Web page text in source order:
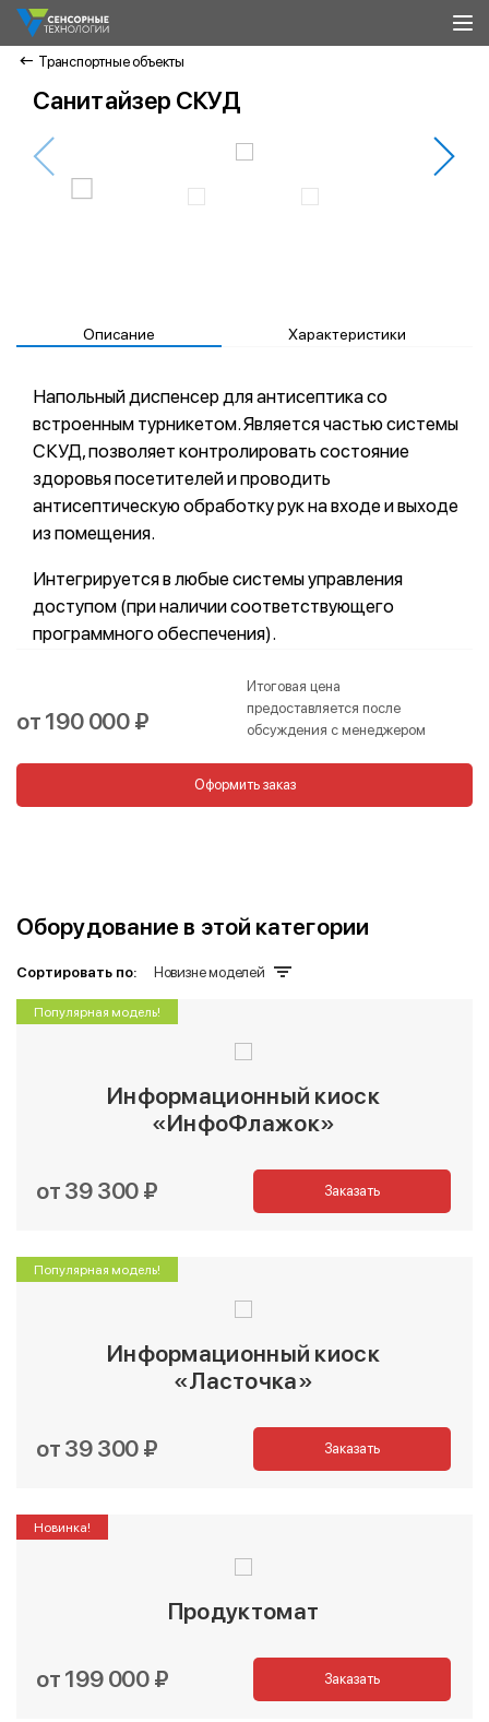
Транспортные объекты
Санитайзер СКУД
Описание Характеристики
Напольный диспенсер для антисептика со
встроенным турникетом. Является частью системы
СКУД, позволяет контролировать состояние
здоровья посетителей и проводить
антисептическую обработку рук на входе и выходе
из помещения.
Интегрируется в любые системы управления
доступом (при наличии соответствующего
программного обеспечения).
от 190 000 ₽
Итоговая цена
предоставляется после
обсуждения с менеджером
Оформить заказ
Оборудование в этой категории
Сортировать по: Новизне моделей
Популярная модель!
Информационный киоск
«ИнфоФлажок»
от 39 300 ₽ Заказать
Популярная модель!
Информационный киоск
«Ласточка»
от 39 300 ₽ Заказать
Новинка!
Продуктомат
от 199 000 ₽ Заказать